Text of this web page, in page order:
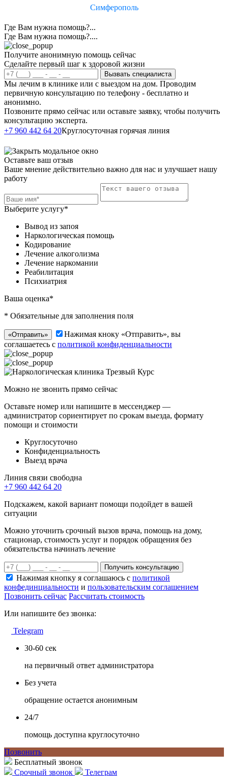
Симферополь
Где Вам нужна помощь?...
Где Вам нужна помощь?....
Получите анонимную помощь сейчас
Сделайте первый шаг к здоровой жизни
Вызвать специалиста
Мы лечим в клинике или с выездом на дом. Проводим
первичную консультацию по телефону - бесплатно и
анонимно.
Позвоните прямо сейчас или оставьте заявку, чтобы получить
консультацию эксперта.
+7 960 442 64 20Круглосуточная горячая линия
Оставьте ваш отзыв
Ваше мнение действительно важно для нас и улучшает нашу
работу
Выберите услугу*
Вывод из запоя
Наркологическая помощь
Кодирование
Лечение алкоголизма
Лечение наркомании
Реабилитация
Психиатрия
Ваша оценка*
* Обязательные для заполнения поля
«Отправить»
Нажимая кноку «Отправить», вы
соглашаетесь с политикой конфиденциальности
Можно не звонить прямо сейчас
Оставьте номер или напишите в мессенджер —
администратор сориентирует по срокам выезда, формату
помощи и стоимости
Круглосуточно
Конфиденциальность
Выезд врача
Линия связи свободна
+7 960 442 64 20
Подскажем, какой вариант помощи подойдет в вашей
ситуации
Можно уточнить срочный вызов врача, помощь на дому,
стационар, стоимость услуг и порядок обращения без
обязательства начинать лечение
Получить консультацию
Нажимая кнопку я соглашаюсь с политикой
конфединциальности и пользовательским соглашением
Позвонить сейчас Рассчитать стоимость
Или напишите без звонка:
Telegram
30-60 сек
на первичный ответ администратора
Без учета
обращение остается анонимным
24/7
помощь доступна круглосуточно
Позвонить
Бесплатный звонок
Срочный звонок
Телеграм